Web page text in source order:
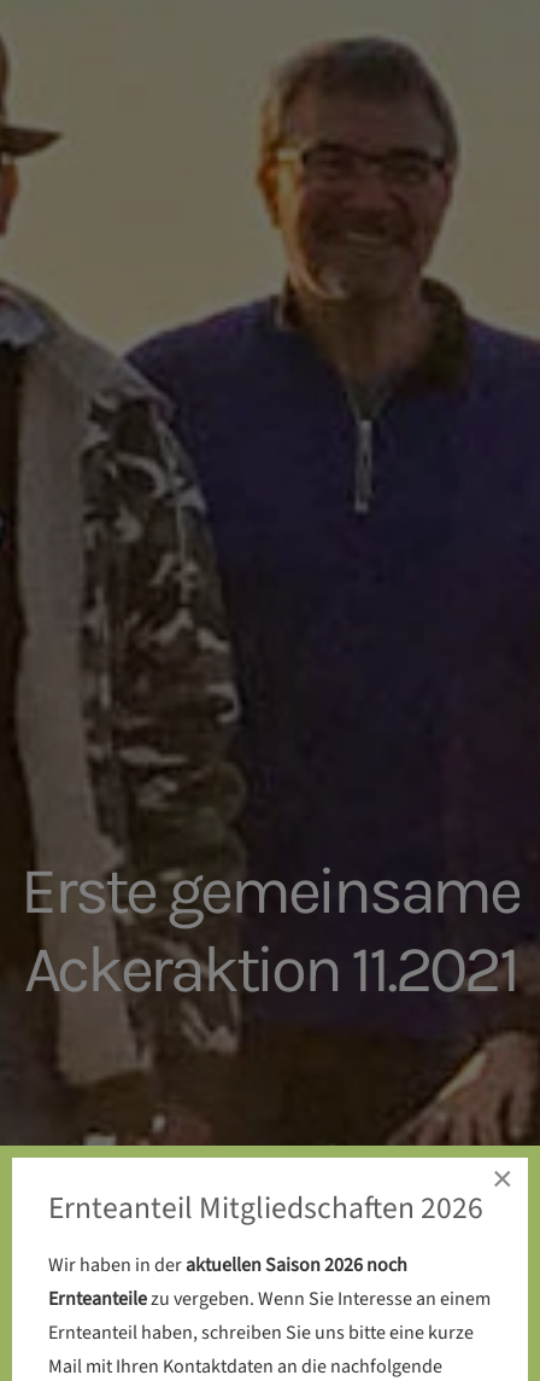
Erste gemeinsame
Ackeraktion 11.2021
×
Ernteanteil Mitgliedschaften 2026
Wir haben in deraktuellen Saison 2026 noch
Ernteanteilezu vergeben. Wenn Sie Interesse an einem
Ernteanteil haben, schreiben Sie uns bitte eine kurze
Mail mit Ihren Kontaktdaten an die nachfolgende